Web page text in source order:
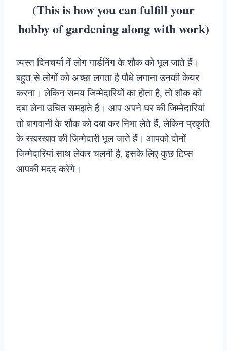
(This is how you can fulfill your
hobby of gardening along with work)
व्यस्त दिनचर्या में लोग गार्डनिंग के शौक को भूल जाते हैं।
बहुत से लोगों को अच्छा लगता है पौधे लगाना उनकी केयर
करना। लेकिन समय जिम्मेदारियों का होता है, तो शौक को
दबा लेना उचित समझते हैं। आप अपने घर की जिम्मेदारियां
तो बागवानी के शौक को दबा कर निभा लेते हैं, लेकिन प्रकृति
के रखरखाव की जिम्मेदारी भूल जाते हैं। आपको दोनों
जिम्मेदारियां साथ लेकर चलनी है, इसके लिए कुछ टिप्स
आपकी मदद करेंगे।